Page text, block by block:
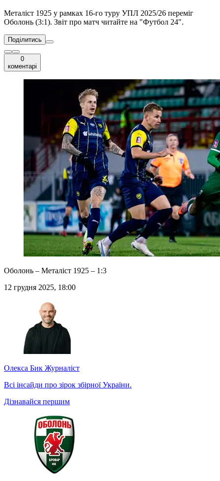
Металіст 1925 у рамках 16-го туру УПЛ 2025/26 переміг
Оболонь (3:1). Звіт про матч читайте на "Футбол 24".
Поділитись
0
коментарі
Оболонь – Металіст 1925 – 1:3
12 грудня 2025, 18:00
Олекса Бик Журналіст
Всі інсайди про зірок збірної України.
Дізнавайся першим